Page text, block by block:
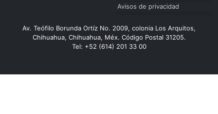
Avisos de privacidad
Av. Teófilo Borunda Ortíz No. 2009, colonia Los Arquitos,
Chihuahua, Chihuahua, Méx. Código Postal 31205.
Tel: +52 (614) 201 33 00